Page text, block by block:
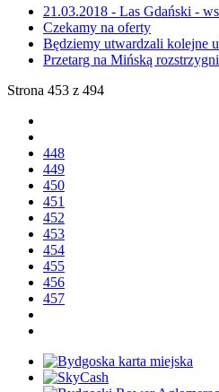
21.03.2018 - Las Gdański -
Czekamy na oferty
Będziemy utwardzali kolejne
Przetarg na Mińską
Strona 453 z 494
448
449
450
451
452
453
454
455
456
457